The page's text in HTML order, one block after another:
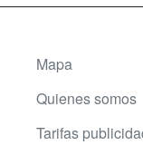
Mapa
Quienes somos
Tarifas